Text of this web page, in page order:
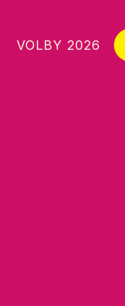
VOLBY 2026